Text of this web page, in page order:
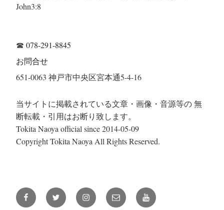
John3:8
☎ 078-291-8845
お問合せ
651-0063 神戸市中央区宮本通5-4-16
当サイトに掲載されている文章・画像・音源等の 無
断転載・引用はお断り致します。
Tokita Naoya official since 2014-05-09
Copyright Tokita Naoya All Rights Reserved.
Facebook Twitter Instagramメ
YouTube